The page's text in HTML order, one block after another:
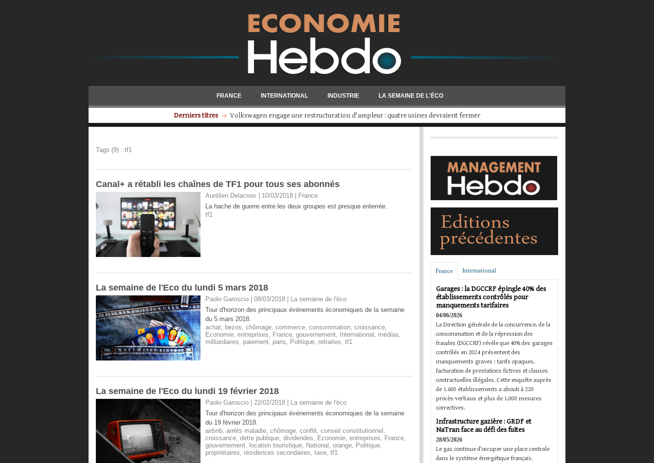
FRANCE INTERNATIONAL INDUSTRIE LA SEMAINE DE L'ÉCO
Derniers titres Millionnaires : un million de personnes sont venues grossir les rangs en 2025, a calculé UBS
Tags (9) : tf1
Canal+ a rétabli les chaînes de TF1 pour tous ses abonnés
Aurélien Delacroix | 10/03/2018
France
La hache de guerre entre les deux groupes est presque enterrée.
tf1
La semaine de l'Eco du lundi 5 mars 2018
Paolo Garoscio | 08/03/2018
La semaine de l'éco
Tour d'horizon des principaux événements économiques de la semaine
du 5 mars 2018.
achat, bezos, chômage, commerce, consommation, croissance,
Economie, entreprises, France, gouvernement, International , médias,
milliardaires, paiement, paris, Politique, retraites, tf1
La semaine de l'Eco du lundi 19 février 2018
Paolo Garoscio | 22/02/2018
La semaine de l'éco
Tour d'horizon des principaux événements économiques de la semaine
du 19 février 2018.
airbnb, arrêts maladie, chômage, conflit, conseil constitutionnel ,
croissance, dette publique, dividendes, Economie, entreprises, France,
gouvernement, location touristique, National , orange, Politique,
propriétaires, résidences secondaires, taxe, tf1
France International
Garages : la DGCCRF épingle 40% des
établissements contrôlés pour
manquements tarifaires
04/06/2026
La Direction générale de la concurrence, de la
consommation et de la répression des
fraudes (DGCCRF) révèle que 40% des garages
contrôlés en 2024 présentent des
manquements graves : tarifs opaques,
facturation de prestations fictives et clauses
contractuelles illégales. Cette enquête auprès
de 1.600 établissements a abouti à 220
procès-verbaux et plus de 1.000 mesures
correctives.
Infrastructure gazière : GRDF et
NaTran face au défi des fuites
28/05/2026
Le gaz continue d’occuper une place centrale
dans le système énergétique français.